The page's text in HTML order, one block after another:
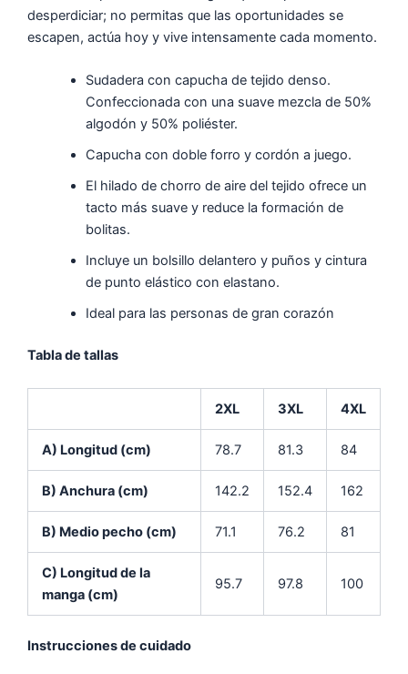
desperdiciar; no permitas que las oportunidades se
escapen, actúa hoy y vive intensamente cada momento.
Sudadera con capucha de tejido denso.
Confeccionada con una suave mezcla de 50%
algodón y 50% poliéster.
Capucha con doble forro y cordón a juego.
El hilado de chorro de aire del tejido ofrece un
tacto más suave y reduce la formación de
bolitas.
Incluye un bolsillo delantero y puños y cintura
de punto elástico con elastano.
Ideal para las personas de gran corazón
Tabla de tallas
2XL 3XL 4XL
A) Longitud (cm) 78.7 81.3 84
B) Anchura (cm) 142.2 152.4 162
B) Medio pecho (cm) 71.1 76.2 81
C) Longitud de la
manga (cm)
95.7 97.8 100
Instrucciones de cuidado